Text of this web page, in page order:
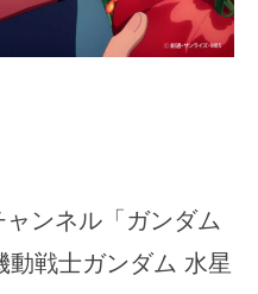
ャンネル「ガンダム
動戦士ガンダム 水星